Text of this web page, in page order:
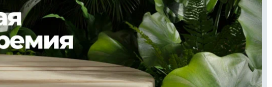
НАС ГИД ПОТРЕБИТЕЛЯ ВСЕ О КП